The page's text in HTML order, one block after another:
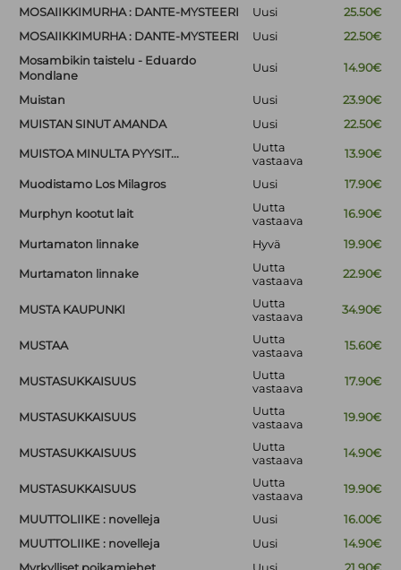
MOSAIIKKIMURHA : DANTE-MYSTEERI
Uusi
25.50€
MOSAIIKKIMURHA : DANTE-MYSTEERI
Uusi
22.50€
Mosambikin taistelu - Eduardo
Mondlane
Uusi 14.90€
Muistan Uusi
23.90€
MUISTAN SINUT AMANDA
Uusi 22.50€
MUISTOA MINULTA PYYSIT...
Uutta
vastaava
13.90€
Muodistamo Los Milagros Uusi 17.90€
Murphyn kootut lait
Uutta
vastaava
16.90€
Murtamaton linnake Hyvä 19.90€
Murtamaton linnake
Uutta
vastaava
22.90€
MUSTA KAUPUNKI
Uutta
vastaava
34.90€
MUSTAA
Uutta
vastaava
15.60€
MUSTASUKKAISUUS
Uutta
vastaava
17.90€
MUSTASUKKAISUUS
Uutta
vastaava
19.90€
MUSTASUKKAISUUS
Uutta
vastaava
14.90€
MUSTASUKKAISUUS
Uutta
vastaava
19.90€
MUUTTOLIIKE : novelleja Uusi
16.00€
MUUTTOLIIKE : novelleja
Uusi
14.90€